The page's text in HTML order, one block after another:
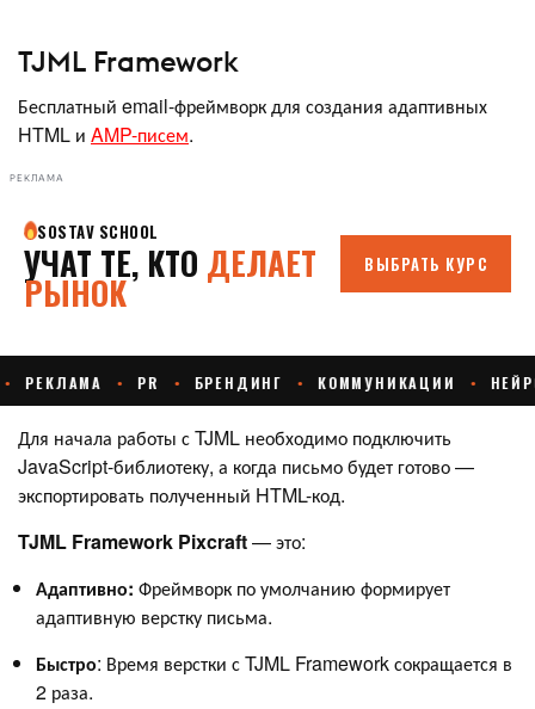
TJML Framework
Бесплатный email-фреймворк для создания адаптивных
HTML и AMP-писем.
РЕКЛАМА
Для начала работы с TJML необходимо подключить
JavaScript-библиотеку, а когда письмо будет готово —
экспортировать полученный HTML-код.
TJML Framework Pixcraft— это:
Адаптивно: Фреймворк по умолчанию формирует
адаптивную верстку письма.
Быстро: Время верстки с TJML Framework сокращается в
2 раза.